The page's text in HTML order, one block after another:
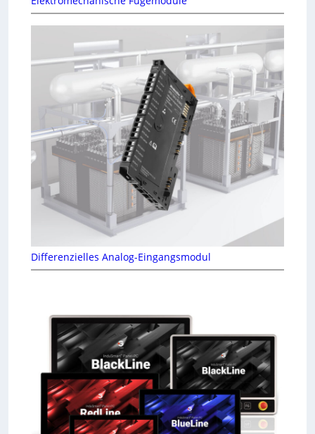
Differenzielles Analog-Eingangsmodul